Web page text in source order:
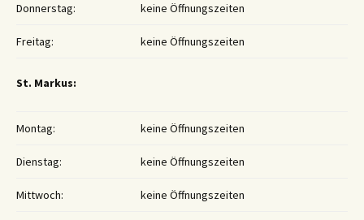
Donnerstag: keine Öffnungszeiten
Freitag: keine Öffnungszeiten
St. Markus:
Montag: keine Öffnungszeiten
Dienstag: keine Öffnungszeiten
Mittwoch: keine Öffnungszeiten